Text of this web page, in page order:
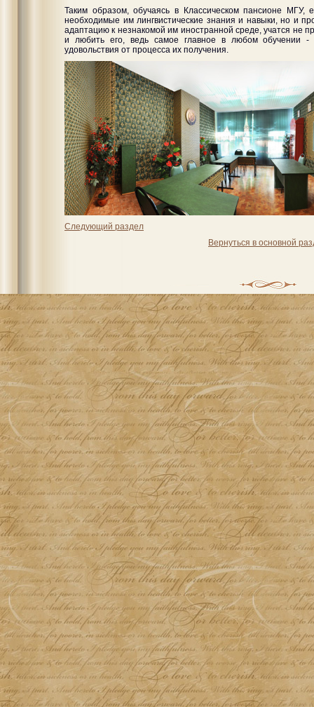
Таким образом, обучаясь в Классическом пансионе МГУ,
необходимые им лингвистические знания и навыки, но и
адаптацию к незнакомой им иностранной среде, учатся не
и любить его, ведь самое главное в любом обучении
удовольствия от процесса их получения.
Следующий раздел
Вернуться в основной